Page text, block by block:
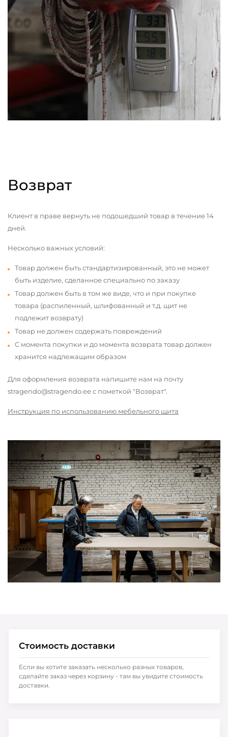
Возврат
Клиент в праве вернуть не подошедший товар в течение 14
дней.
Несколько важных условий:
Товар должен быть стандартизированный, это не может
быть изделие, сделанное специально по заказу
Товар должен быть в том же виде, что и при покупке
товара (распиленный, шлифованный и т.д. щит не
подлежит возврату)
Товар не должен содержать повреждений
С момента покупки и до момента возврата товар должен
хранится надлежащим образом
Для оформления возврата напишите нам на почту
stragendo@stragendo.ee с пометкой "Возврат".
Инструкция по использованию мебельного щита
Стоимость доставки
Если вы хотите заказать несколько разных товаров,
сделайте заказ через корзину - там вы увидите стоимость
доставки.